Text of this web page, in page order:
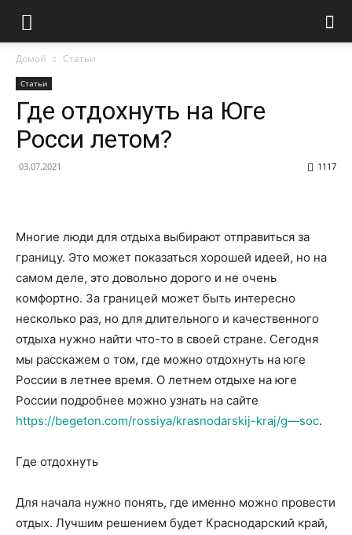
Домой Статьи
Статьи
Где отдохнуть на Юге
Росси летом?
03.07.2021 1117
Многие люди для отдыха выбирают отправиться за
границу. Это может показаться хорошей идеей, но на
самом деле, это довольно дорого и не очень
комфортно. За границей может быть интересно
несколько раз, но для длительного и качественного
отдыха нужно найти что-то в своей стране. Сегодня
мы расскажем о том, где можно отдохнуть на юге
России в летнее время. О летнем отдыхе на юге
России подробнее можно узнать на сайте
https://begeton.com/rossiya/krasnodarskij-kraj/g—soc.
Где отдохнуть
Для начала нужно понять, где именно можно провести
отдых. Лучшим решением будет Краснодарский край,